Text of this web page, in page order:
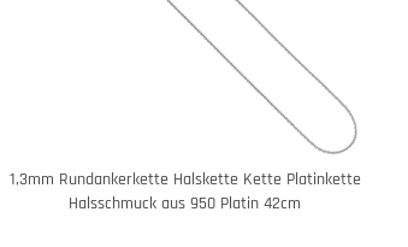
1,3mm Rundankerkette Halskette Kette Platinkette
Halsschmuck aus 950 Platin 42cm